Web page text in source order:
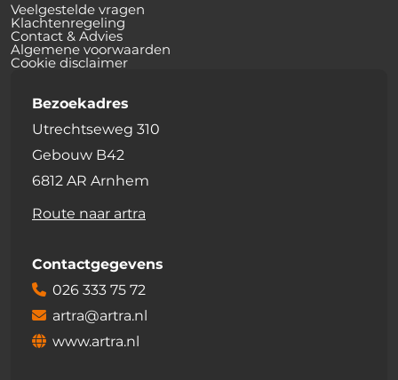
Veelgestelde vragen
Klachtenregeling
Contact & Advies
Algemene voorwaarden
Cookie disclaimer
Bezoekadres
Utrechtseweg 310
Gebouw B42
6812 AR Arnhem
Route naar artra
Contactgegevens
026 333 75 72
artra@artra.nl
www.artra.nl